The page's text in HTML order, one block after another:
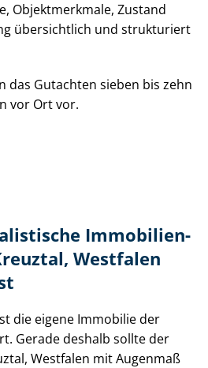
Objektmerkmale, Zustand
übersichtlich und strukturiert
das Gutachten sieben bis zehn
vor Ort vor.
Im­mo­bi­li­en­
Westfalen
die eigene Immobilie der
Gerade deshalb sollte der
Westfalen mit Augenmaß